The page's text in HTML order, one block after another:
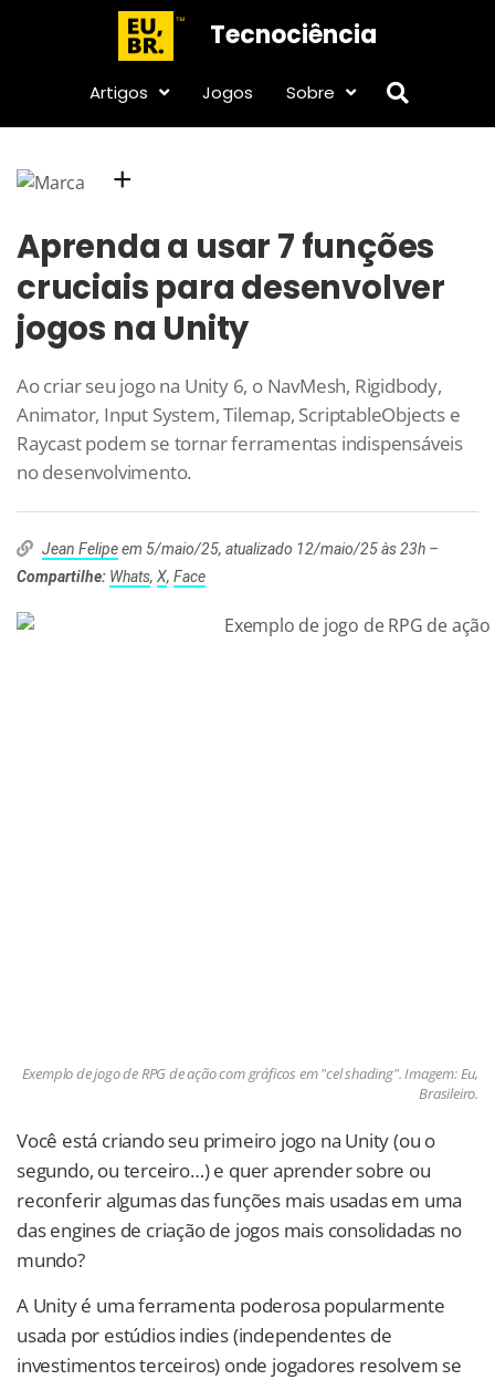
Tecnociência
Artigos Jogos Sobre
+
Aprenda a usar 7 funções
cruciais para desenvolver
jogos na Unity
Ao criar seu jogo na Unity 6, o NavMesh, Rigidbody,
Animator, Input System, Tilemap, ScriptableObjects e
Raycast podem se tornar ferramentas indispensáveis
no desenvolvimento.
Jean Felipeem 5/maio/25, atualizado 12/maio/25 às 23h –
Compartilhe: Whats, X, Face
Exemplo de jogo de RPG de ação com gráficos em "cel shading". Imagem: Eu,
Brasileiro.
Você está criando seu primeiro jogo na Unity (ou o
segundo, ou terceiro…) e quer aprender sobre ou
reconferir algumas das funções mais usadas em uma
das engines de criação de jogos mais consolidadas no
mundo?
A Unity é uma ferramenta poderosa popularmente
usada por estúdios indies (independentes de
investimentos terceiros) onde jogadores resolvem se